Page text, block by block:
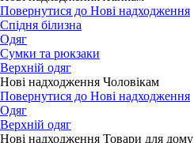
Повернутися до Нові надходження
Спідня білизна
Одяг
Сумки та рюкзаки
Верхній одяг
Нові надходження Чоловікам
Повернутися до Нові надходження
Одяг
Верхній одяг
Нові надходження Товари для дому